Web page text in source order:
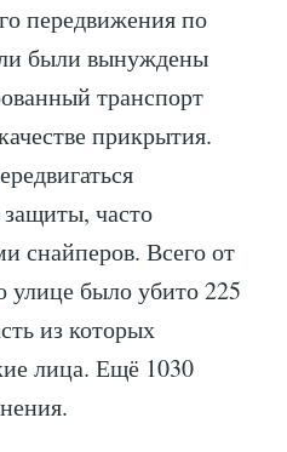
передвижения по
были вынуждены
транспорт
прикрытия.
часто
снайперов. Всего от
улице было убито 225
из которых
лица. Ещё 1030